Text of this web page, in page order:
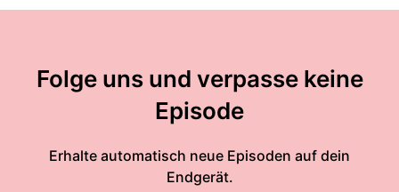
Folge uns und verpasse keine
Episode
Erhalte automatisch neue Episoden auf dein
Endgerät.